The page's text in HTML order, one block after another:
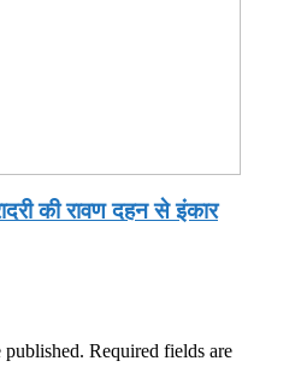
की रावण दहन से इंकार
published. Required fields are